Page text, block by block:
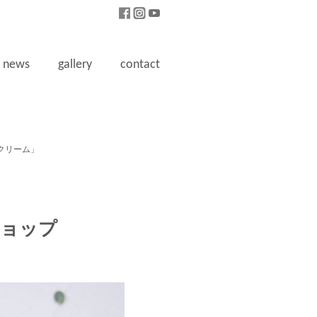
news gallery contact
ーム」
ップ